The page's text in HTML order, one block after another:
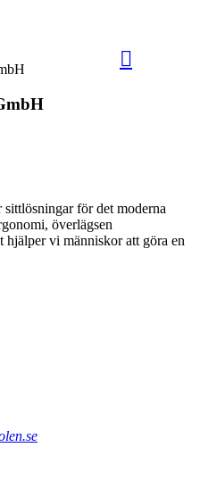
för det moderna
överlägsen
vi människor att göra en